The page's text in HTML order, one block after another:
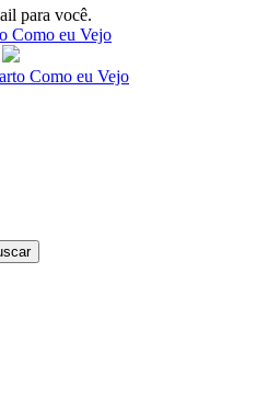
para você.
Como eu Vejo